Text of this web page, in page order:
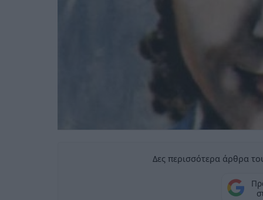
Δες περισσότερα άρθρα